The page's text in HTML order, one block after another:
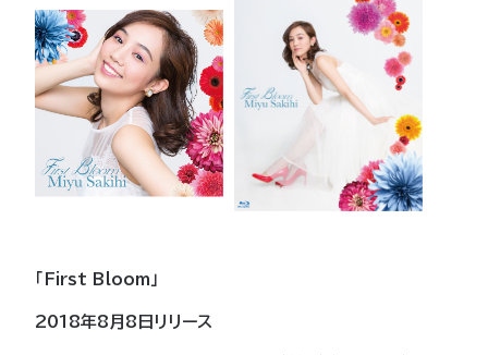
「First Bloom」
2018年8月8日リリース